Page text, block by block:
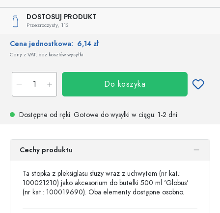
DOSTOSUJ PRODUKT
Przezroczysty, 113
Cena jednostkowa: 6,14 zł
Ceny z VAT, bez kosztów wysyłki
Do koszyka
Dostępne od ręki. Gotowe do wysyłki w ciągu: 1-2 dni
Cechy produktu
Ta stopka z pleksiglasu służy wraz z uchwytem (nr kat.:
100021210) jako akcesorium do butelki 500 ml 'Globus'
(nr kat.: 100019690). Oba elementy dostępne osobno.